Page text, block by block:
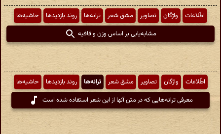
اطّلاعات واژگان تصاویر مشق شعر ترانه‌ها روند بازدیدها
حاشیه‌ها
مشابه‌یابی بر اساس وزن و قافیه
اطّلاعات واژگان تصاویر مشق شعر ترانه‌ها روند بازدیدها
حاشیه‌ها
معرفی ترانه‌هایی که در متن آنها از این شعر استفاده شده است